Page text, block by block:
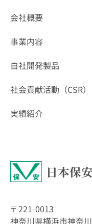
会社概要
事業内容
自社開発製品
社会貢献活動（CSR）
実績紹介
日本保
〒221-0013
神奈川県横浜市神奈